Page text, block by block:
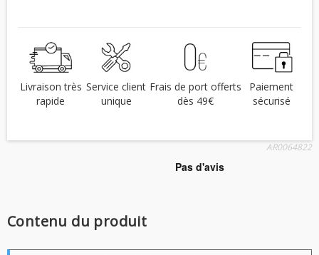
Livraison très
rapide
Service client
unique
Frais de port offerts
dès 49€
Paiement
sécurisé
AR0064822
Contenu du produit